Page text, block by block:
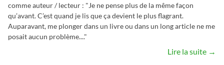
comme auteur / lecteur : "Je ne pense plus de la même façon
qu’avant. C’est quand je lis que ça devient le plus flagrant.
Auparavant, me plonger dans un livre ou dans un long article ne me
posait aucun problème...."
Lire la suite →